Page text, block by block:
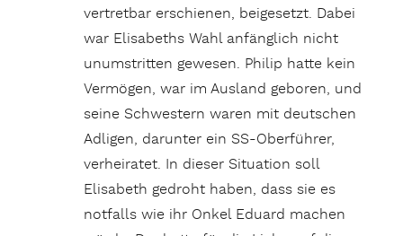
vertretbar erschienen, beigesetzt. Dabei
war Elisabeths Wahl anfänglich nicht
unumstritten gewesen. Philip hatte kein
Vermögen, war im Ausland geboren, und
seine Schwestern waren mit deutschen
Adligen, darunter ein SS-Oberführer,
verheiratet. In dieser Situation soll
Elisabeth gedroht haben, dass sie es
notfalls wie ihr Onkel Eduard machen